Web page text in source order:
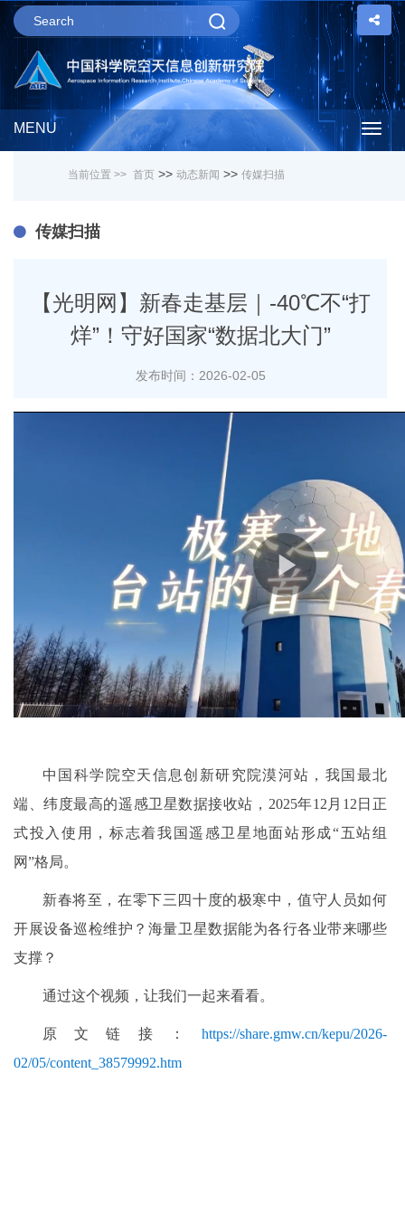
MENU
当前位置 >> 首页 >> 动态新闻 >> 传媒扫描
传媒扫描
【光明网】新春走基层｜-40℃不“打
烊”！守好国家“数据北大门”
发布时间：2026-02-05
中国科学院空天信息创新研究院漠河站，我国最北
端、纬度最高的遥感卫星数据接收站，2025年12月12日正
式投入使用，标志着我国遥感卫星地面站形成“五站组
网”格局。
新春将至，在零下三四十度的极寒中，值守人员如何
开展设备巡检维护？海量卫星数据能为各行各业带来哪些
支撑？
通过这个视频，让我们一起来看看。
原文链接： https://share.gmw.cn/kepu/2026-
02/05/content_38579992.htm